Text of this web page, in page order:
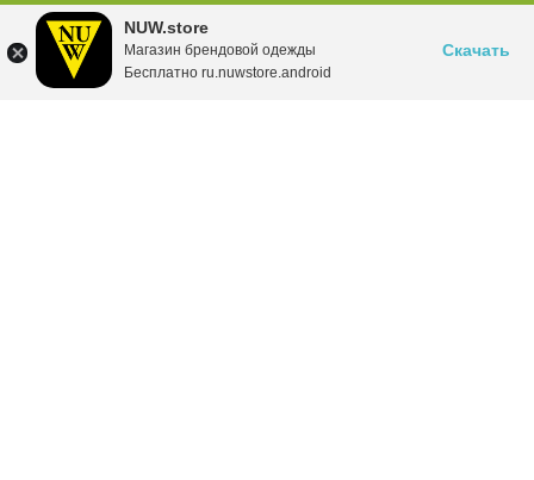
NUW.store
Магазин брендовой одежды
Бесплатно ru.nuwstore.android
Скачать